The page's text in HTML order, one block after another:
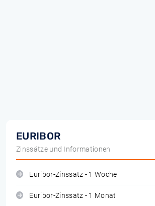
EURIBOR
Zinssätze und Informationen
Euribor-Zinssatz - 1 Woche
Euribor-Zinssatz - 1 Monat